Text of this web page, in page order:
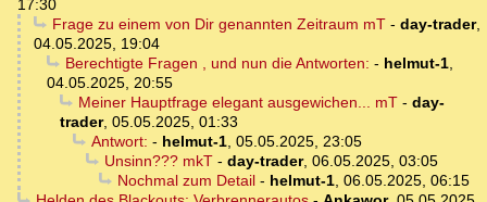
17:30
Frage zu einem von Dir genannten Zeitraum mT- day-trader,
04.05.2025, 19:04
Berechtigte Fragen , und nun die Antworten: - helmut-1,
04.05.2025, 20:55
Meiner Hauptfrage elegant ausgewichen... mT- day-
trader, 05.05.2025, 01:33
Antwort: - helmut-1, 05.05.2025, 23:05
Unsinn??? mkT- day-trader, 06.05.2025, 03:05
Nochmal zum Detail- helmut-1, 06.05.2025, 06:15